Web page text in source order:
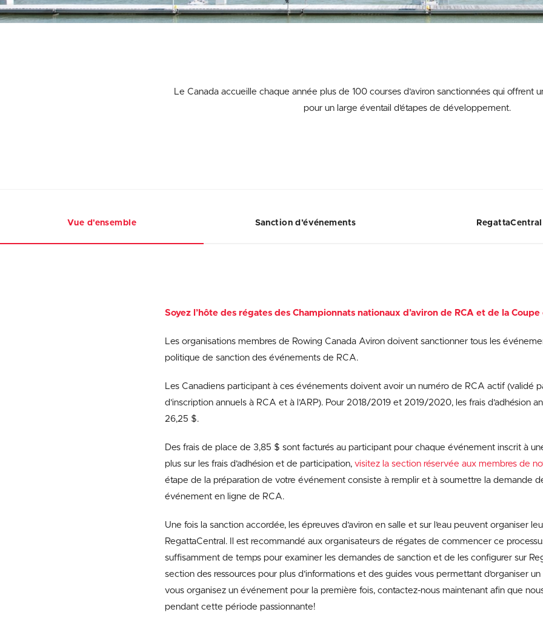
Le Canada accueille chaque année plus de 100 courses d’aviron sanctionnées qui offrent
pour un large éventail d’étapes de développement.
Vue d'ensemble Sanction d’événements RegattaCentral
Soyez l’hôte des régates des Championnats nationaux d’aviron de RCA et de la
Les organisations membres de Rowing Canada Aviron doivent sanctionner tous les
politique de sanction des événements de RCA.
Les Canadiens participant à ces événements doivent avoir un numéro de RCA actif (validé
d’inscription annuels à RCA et à l’ARP). Pour 2018/2019 et 2019/2020, les frais d’adhésion
26,25 $.
Des frais de place de 3,85 $ sont facturés au participant pour chaque événement inscrit à
plus sur les frais d’adhésion et de participation, visitez la section réservée aux membres de
étape de la préparation de votre événement consiste à remplir et à soumettre la demande
événement en ligne de RCA.
Une fois la sanction accordée, les épreuves d’aviron en salle et sur l’eau peuvent organiser
RegattaCentral. Il est recommandé aux organisateurs de régates de commencer ce
suffisamment de temps pour examiner les demandes de sanction et de les configurer sur
section des ressources pour plus d’informations et des guides vous permettant d’organiser
vous organisez un événement pour la première fois, contactez-nous maintenant afin que
pendant cette période passionnante!